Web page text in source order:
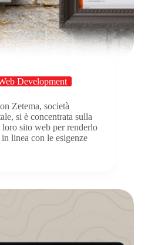
Development
Zetema, società
si è concentrata sulla
sito web per renderlo
linea con le esigenze